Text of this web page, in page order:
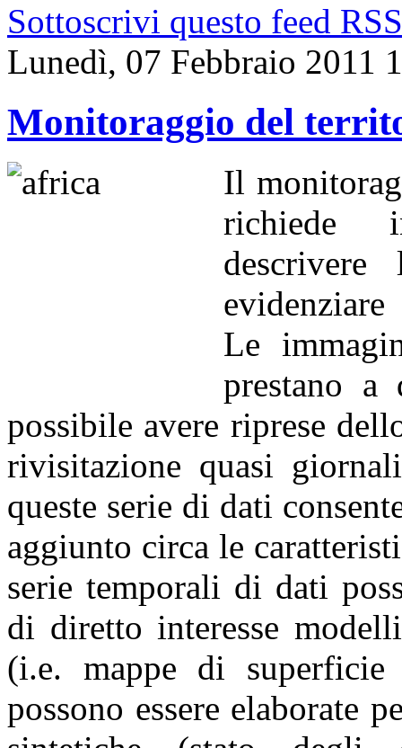
Sottoscrivi questo feed RSS
Lunedì, 07 Febbraio 2011
Monitoraggio del
Il
richiede
Le
prestano a
possibile avere riprese
rivisitazione quasi
queste serie di dati
aggiunto circa le
serie temporali di dati
di diretto interesse
(i.e. mappe di
possono essere elaborate